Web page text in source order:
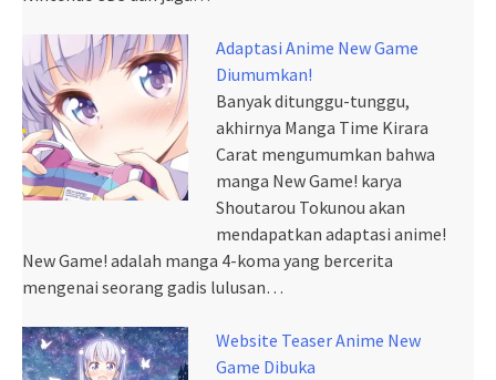
Adaptasi Anime New Game
Diumumkan!
Banyak ditunggu-tunggu,
akhirnya Manga Time Kirara
Carat mengumumkan bahwa
manga New Game! karya
Shoutarou Tokunou akan
mendapatkan adaptasi anime!
New Game! adalah manga 4-koma yang bercerita
mengenai seorang gadis lulusan…
Website Teaser Anime New
Game Dibuka